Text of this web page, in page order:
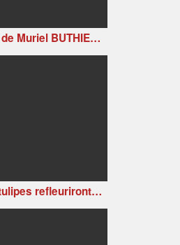
Aquarelles de Muriel BUTHIER-CHARTRAIN
Quand les tulipes refleuriront (Tulips Shall Grow, 1942)